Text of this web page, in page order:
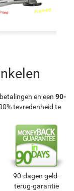
en een 90-
tevredenheid te
90-dagen geld-
terug-garantie